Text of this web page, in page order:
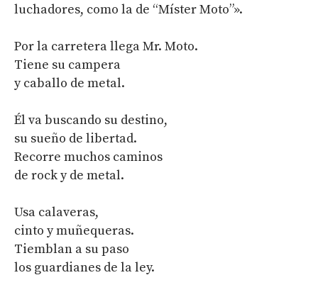
luchadores, como la de “Míster Moto”».
Por la carretera llega Mr. Moto.
Tiene su campera
y caballo de metal.
Él va buscando su destino,
su sueño de libertad.
Recorre muchos caminos
de rock y de metal.
Usa calaveras,
cinto y muñequeras.
Tiemblan a su paso
los guardianes de la ley.